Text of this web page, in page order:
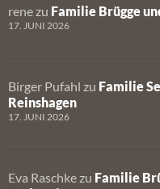
rene zu Familie Brügge
17. JUNI 2026
Birger Pufahl zu Familie
Reinshagen
17. JUNI 2026
Eva Raschke zu Familie